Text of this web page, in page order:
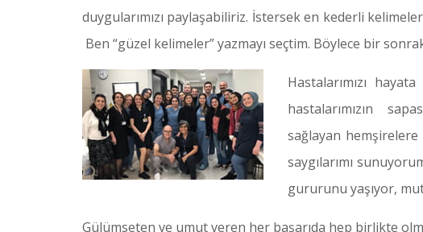
duygularımızı paylaşabiliriz. İstersek en kederli
Ben “güzel kelimeler” yazmayı seçtim. Böylece bir
Hastalarımızı
hastalarımızın
sağlayan hemşirelere
saygılarımı
gururunu yaşıyor,
Gülümseten ve umut veren her başarıda hep birlikte